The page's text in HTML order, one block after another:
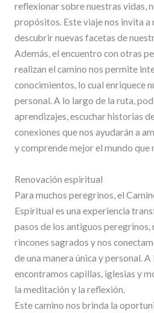
reflexionar sobre nuestras vidas,
propósitos. Este viaje nos invita a
descubrir nuevas facetas de
Además, el encuentro con otras
realizan el camino nos permite
conocimientos, lo cual enriquece
personal. A lo largo de la ruta,
aprendizajes, escuchar historias
conexiones que nos ayudarán a
y comprende mejor el mundo que
Renovación espiritual
Para muchos peregrinos, el
Espiritual es una experiencia
pasos de los antiguos peregrinos,
rincones sagrados y nos
de una manera única y personal.
encontramos capillas, iglesias y
la meditación y la reflexión.
Este camino nos brinda la